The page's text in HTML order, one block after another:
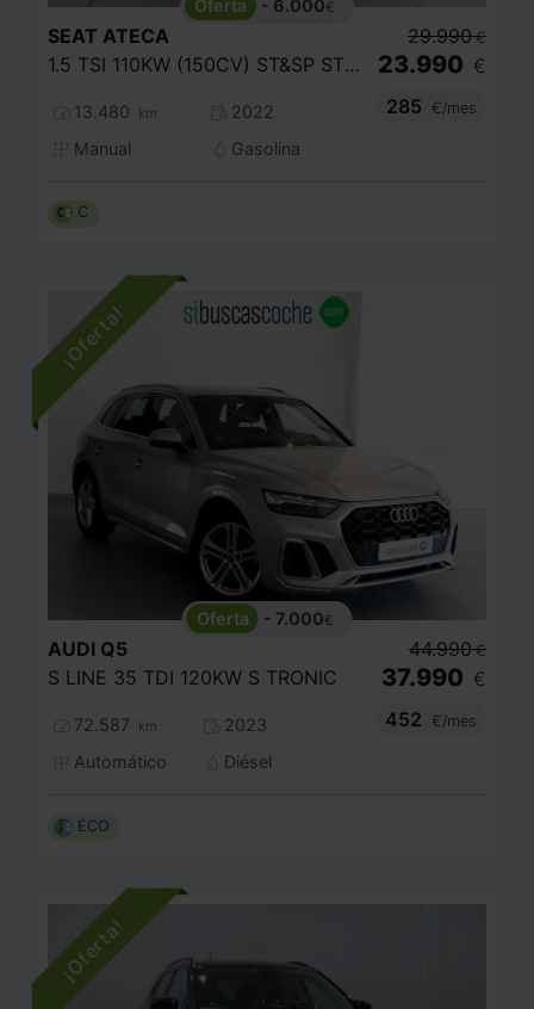
- 6.000€
SEAT ATECA
1.5 TSI 110KW (150CV) ST&SP STYLE
13.480 km
2022
Manual
Gasolina
29.990 €
23.990 €
285
€/mes
C
- 7.000€
AUDI Q5
S LINE 35 TDI 120KW S TRONIC
72.587 km
2023
Automático
Diésel
44.990 €
37.990 €
452
€/mes
ECO